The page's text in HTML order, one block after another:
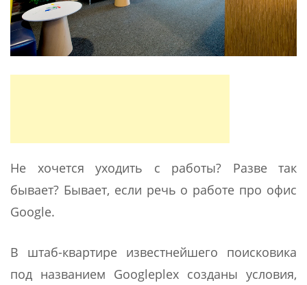
Не хочется уходить с работы? Разве так
бывает? Бывает, если речь о работе про офис
Google.
В штаб-квартире известнейшего поисковика
под названием Googleplex созданы условия,